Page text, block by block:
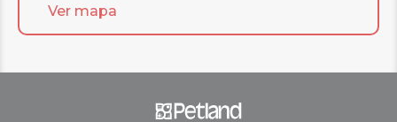
Ver mapa